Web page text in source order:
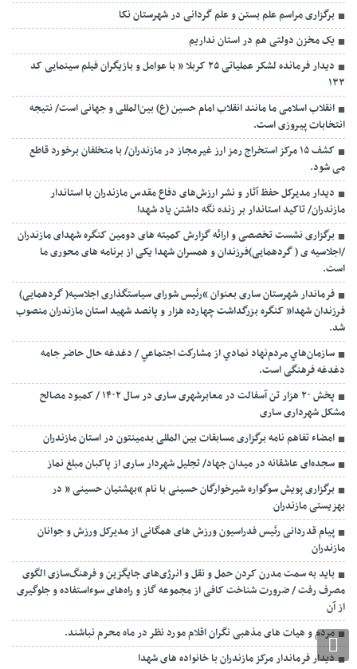
برگزاری مراسم علم بستن و علم گردانی در شهرستان نکا
یک مخزن دولتی هم در استان نداریم
دیدار فرمانده لشکر عملیاتی ۲۵ کربلا ” با عوامل و بازیگران فیلم سینمایی کد
۱۳۳
انقلاب اسلامی ما مانند انقلاب امام حسین (ع) بین‌المللی و جهانی است/ نتیجه
انتخابات پیروزی است.
کشف ۱۵ مرکز استخراج رمز ارز غیرمجاز در مازندران/ با متخلفان برخورد قاطع
می شود.
دیدار مدیرکل حفظ آثار و نشر ارزش‌های دفاع مقدس مازندران با استاندار
مازندران/ تاکید استاندار بر زنده نگه داشتن یاد شهدا
برگزاری نشست تخصصی و ارائه گزارش کمیته های دومین کنگره شهدای مازندران
/اجلاسیه ی ( گردهمایی)فرزندان و همسران شهدا یکی از برنامه های محوری ما
است.
فرماندار شهرستان ساری بعنوان “رئیس شورای سیاستگذاری اجلاسیه( گردهمایی)
فرزندان شهدا” کنگره بزرگداشت چهارده هزار و پانصد شهید استان مازندران منصوب
شد.
سازمان‌هاي مردم‌نهاد نمادي از مشاركت اجتماعي / دغدغه حال حاضر جامه
دغدغه فرهنگی است.
پخش ۲۰ هزار تن آسفالت در معابرشهری ساری در سال ۱۴۰۲ / کمبود مصالح
مشکل شهرداری ساری
امضاء تفاهم نامه برگزاری مسابقات بین المللی بدمینتون در استان مازندران
سجده‌ای عاشقانه در میدان جهاد/ تجلیل شهردار ساری از پاکبان مبلغ نماز
برگزاری پویش سوگواره شیرخوارگان حسینی با نام “بهشتیان حسینی ” در
بهزیستی مازندران
پیام قدردانی رئیس فدراسیون ورزش های همگانی از مدیرکل ورزش و جوانان
مازندران
باید به سمت مدرن کردن حمل و نقل و انرژی‌های جایگزین و فرهنگ‌سازی الگوی
مصرف رفت / ضرورت شناخت کافی از مجموعه گاز و راه‌های سوءاستفاده و جلوگیری
از آن
مردم و هیات های مذهبی نگران اقلام مورد نظر در ماه محرم نباشند.
دیدار فرماندار مرکز مازندران با خانواده های شهدا